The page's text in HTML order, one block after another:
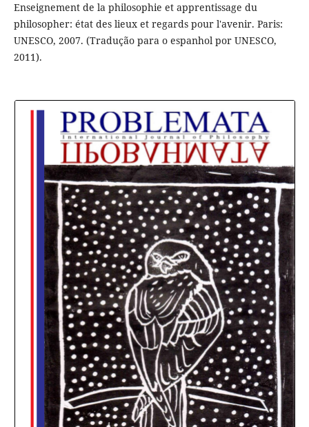
Enseignement de la philosophie et apprentissage du
philosopher: état des lieux et regards pour l'avenir. Paris:
UNESCO, 2007. (Tradução para o espanhol por UNESCO,
2011).